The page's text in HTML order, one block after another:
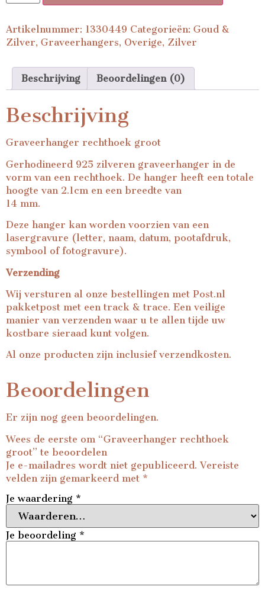
Artikelnummer: 1330449 Categorieën: Goud &
Zilver, Graveerhangers, Overige, Zilver
Beschrijving Beoordelingen (0)
Beschrijving
Graveerhanger rechthoek groot
Gerhodineerd 925 zilveren graveerhanger in de
vorm van een rechthoek. De hanger heeft een totale
hoogte van 2.1cm en een breedte van
14 mm.
Deze hanger kan worden voorzien van een
lasergravure (letter, naam, datum, pootafdruk,
symbool of fotogravure).
Verzending
Wij versturen al onze bestellingen met Post.nl
pakketpost met een track & trace. Een veilige
manier van verzenden waar u te allen tijde uw
kostbare sieraad kunt volgen.
Al onze producten zijn inclusief verzendkosten.
Beoordelingen
Er zijn nog geen beoordelingen.
Wees de eerste om “Graveerhanger rechthoek
groot” te beoordelen
Je e-mailadres wordt niet gepubliceerd. Vereiste
velden zijn gemarkeerd met *
Je waardering *
Je beoordeling *